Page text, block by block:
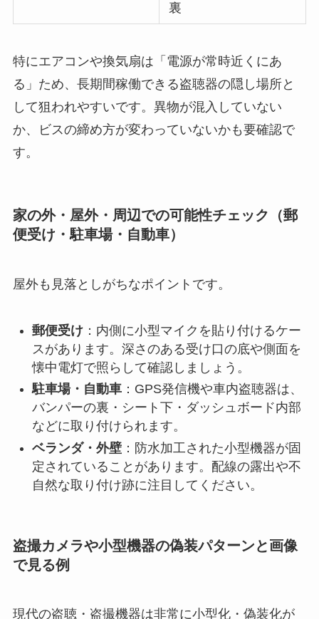
裏
特にエアコンや換気扇は「電源が常時近くにあ
る」ため、長期間稼働できる盗聴器の隠し場所と
して狙われやすいです。異物が混入していない
か、ビスの締め方が変わっていないかも要確認で
す。
家の外・屋外・周辺での可能性チェック（郵
便受け・駐車場・自動車）
屋外も見落としがちなポイントです。
郵便受け：内側に小型マイクを貼り付けるケー
スがあります。深さのある受け口の底や側面を
懐中電灯で照らして確認しましょう。
駐車場・自動車：GPS発信機や車内盗聴器は、
バンパーの裏・シート下・ダッシュボード内部
などに取り付けられます。
ベランダ・外壁：防水加工された小型機器が固
定されていることがあります。配線の露出や不
自然な取り付け跡に注目してください。
盗撮カメラや小型機器の偽装パターンと画像
で見る例
現代の盗聴・盗撮機器は非常に小型化・偽装化が